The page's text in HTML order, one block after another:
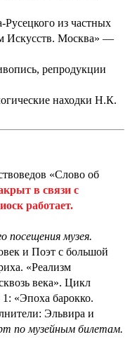
из частных
Искусств. Москва» —
репродукции
находки Н.К.
«Слово об
в связи с
работает.
посещения музея.
и Поэт с большой
«Реализм
века». Цикл
«Эпоха барокко.
Эльвира и
по музейным билетам.